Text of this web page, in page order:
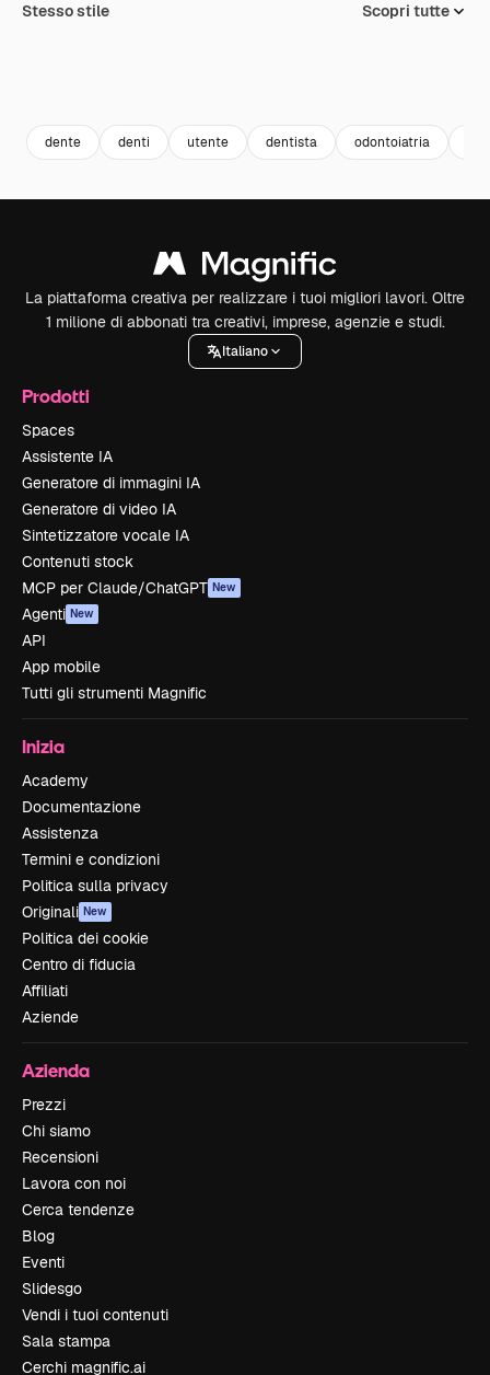
Stesso stile Scopri tutte
dente denti utente dentista odontoiatria
La piattaforma creativa per realizzare i tuoi migliori lavori. Oltre
1 milione di abbonati tra creativi, imprese, agenzie e studi.
Italiano
Prodotti
Spaces
Assistente IA
Generatore di immagini IA
Generatore di video IA
Sintetizzatore vocale IA
Contenuti stock
MCP per Claude/ChatGPT New
Agenti New
API
App mobile
Tutti gli strumenti Magnific
Inizia
Academy
Documentazione
Assistenza
Termini e condizioni
Politica sulla privacy
Originali New
Politica dei cookie
Centro di fiducia
Affiliati
Aziende
Azienda
Prezzi
Chi siamo
Recensioni
Lavora con noi
Cerca tendenze
Blog
Eventi
Slidesgo
Vendi i tuoi contenuti
Sala stampa
Cerchi magnific.ai